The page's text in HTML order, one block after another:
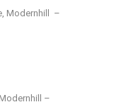
Modernhill –
–